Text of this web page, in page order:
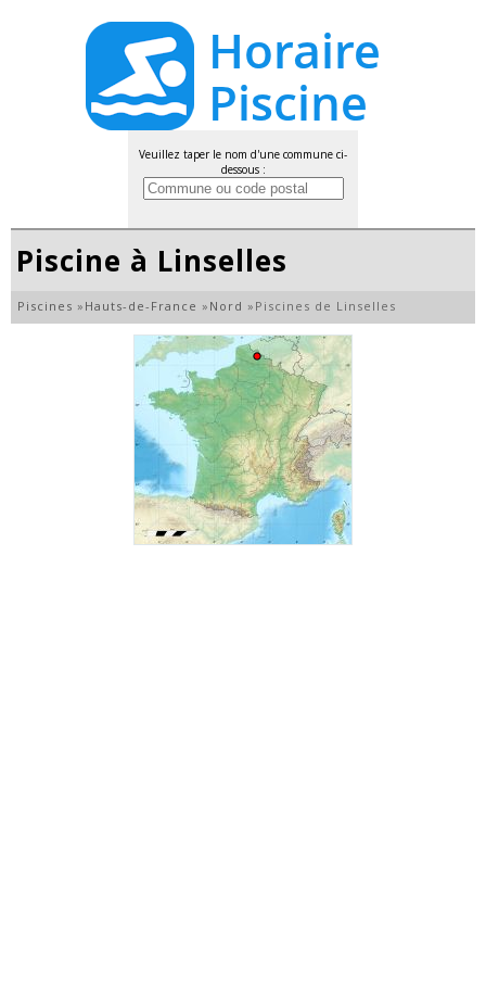
Veuillez taper le nom d'une commune ci-
dessous :
Piscine à Linselles
Piscines » Hauts-de-France » Nord » Piscines de Linselles